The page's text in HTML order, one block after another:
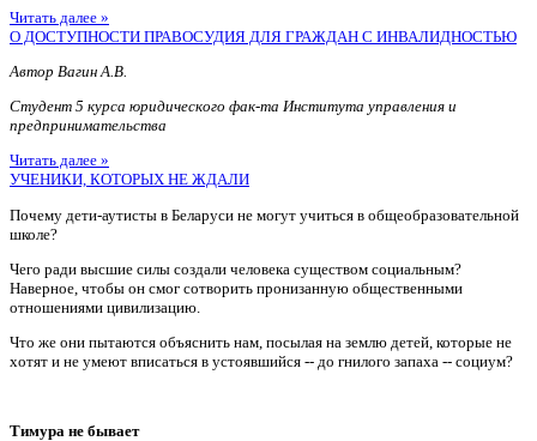
Читать далее »
О ДОСТУПНОСТИ ПРАВОСУДИЯ ДЛЯ ГРАЖДАН С ИНВАЛИДНОСТЬЮ
Автор Вагин А.В.
Студент 5 курса юридического фак-та Института управления и
предпринимательства
Читать далее »
УЧЕНИКИ, КОТОРЫХ НЕ ЖДАЛИ
Почему дети-аутисты в Беларуси не могут учиться в общеобразовательной
школе?
Чего ради высшие силы создали человека существом социальным?
Наверное, чтобы он смог сотворить пронизанную общественными
отношениями цивилизацию.
Что же они пытаются объяснить нам, посылая на землю детей, которые не
хотят и не умеют вписаться в устоявшийся -- до гнилого запаха -- социум?
Тимура не бывает